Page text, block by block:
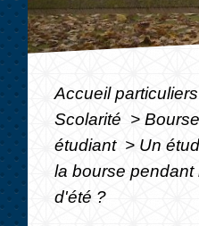
Accueil particuliers
Scolarité >
étudiant > Un
la bourse
d'été ?